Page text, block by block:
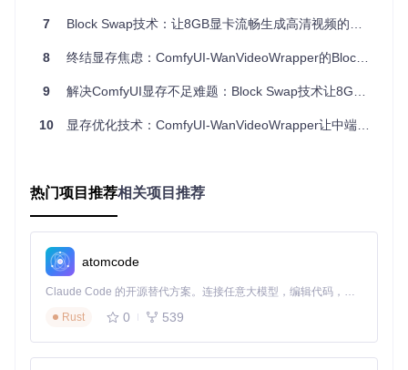
置即可实现全链路优化
Block Swap技术通过动态模块交换实现显存高效利用，如同竹
git clone
cd ComfyUI-WanVideoWrapper
1. 模型加载节点部署
7 Block Swap技术：让8GB显卡流畅生成高清视频的显存优化方案
8 终结显存焦虑：ComfyUI-WanVideoWrapper的Block Swap技术让8GB显卡流畅生成高清视频
9 解决ComfyUI显存不足难题：Block Swap技术让8GB显卡流畅生成高清视频
10 显存优化技术：ComfyUI-WanVideoWrapper让中端显卡焕发新生
热门项目推荐相关项目推荐
atomcode
Claude Code 的开源替代方案。连接任意大模型，编辑代码，运行命令，自动验证 — 全自动执行。用 Rust 构建，极致性能。 ｜ An open-source alternative to Claude Code. Connect any LLM, edit code, run commands, and verify changes — autonomously. Built in Rust for speed. Get Started
Rust
0 539